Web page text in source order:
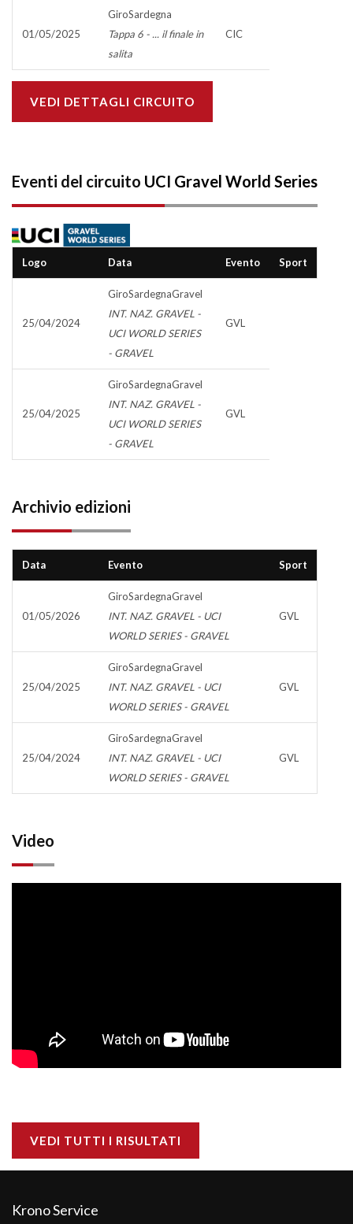
01/05/2025
GiroSardegna
Tappa 6 - ... il finale in
salita
CIC
VEDI DETTAGLI CIRCUITO
Eventi del circuito UCI Gravel World Series
Logo Data Evento Sport
25/04/2024
GiroSardegnaGravel
INT. NAZ. GRAVEL -
UCI WORLD SERIES
- GRAVEL
GVL
25/04/2025
GiroSardegnaGravel
INT. NAZ. GRAVEL -
UCI WORLD SERIES
- GRAVEL
GVL
Archivio edizioni
Data Evento Sport
01/05/2026
GiroSardegnaGravel
INT. NAZ. GRAVEL - UCI
WORLD SERIES - GRAVEL
GVL
25/04/2025
GiroSardegnaGravel
INT. NAZ. GRAVEL - UCI
WORLD SERIES - GRAVEL
GVL
25/04/2024
GiroSardegnaGravel
INT. NAZ. GRAVEL - UCI
WORLD SERIES - GRAVEL
GVL
Video
VEDI TUTTI I RISULTATI
Krono Service